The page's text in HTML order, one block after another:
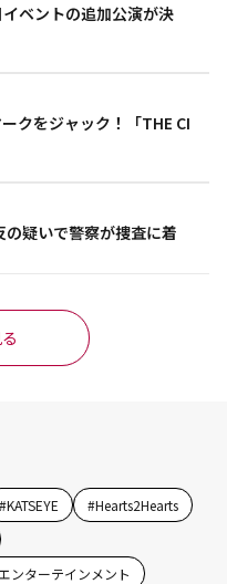
ベントの追加公演が決
クをジャック！「THE CI
疑いで警察が捜査に着
#KATSEYE #Hearts2Hearts
ンターテインメント